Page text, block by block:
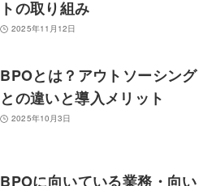
トの取り組み
2025年11月12日
BPOとは？アウトソーシング
との違いと導入メリット
2025年10月3日
BPOに向いている業務・向い